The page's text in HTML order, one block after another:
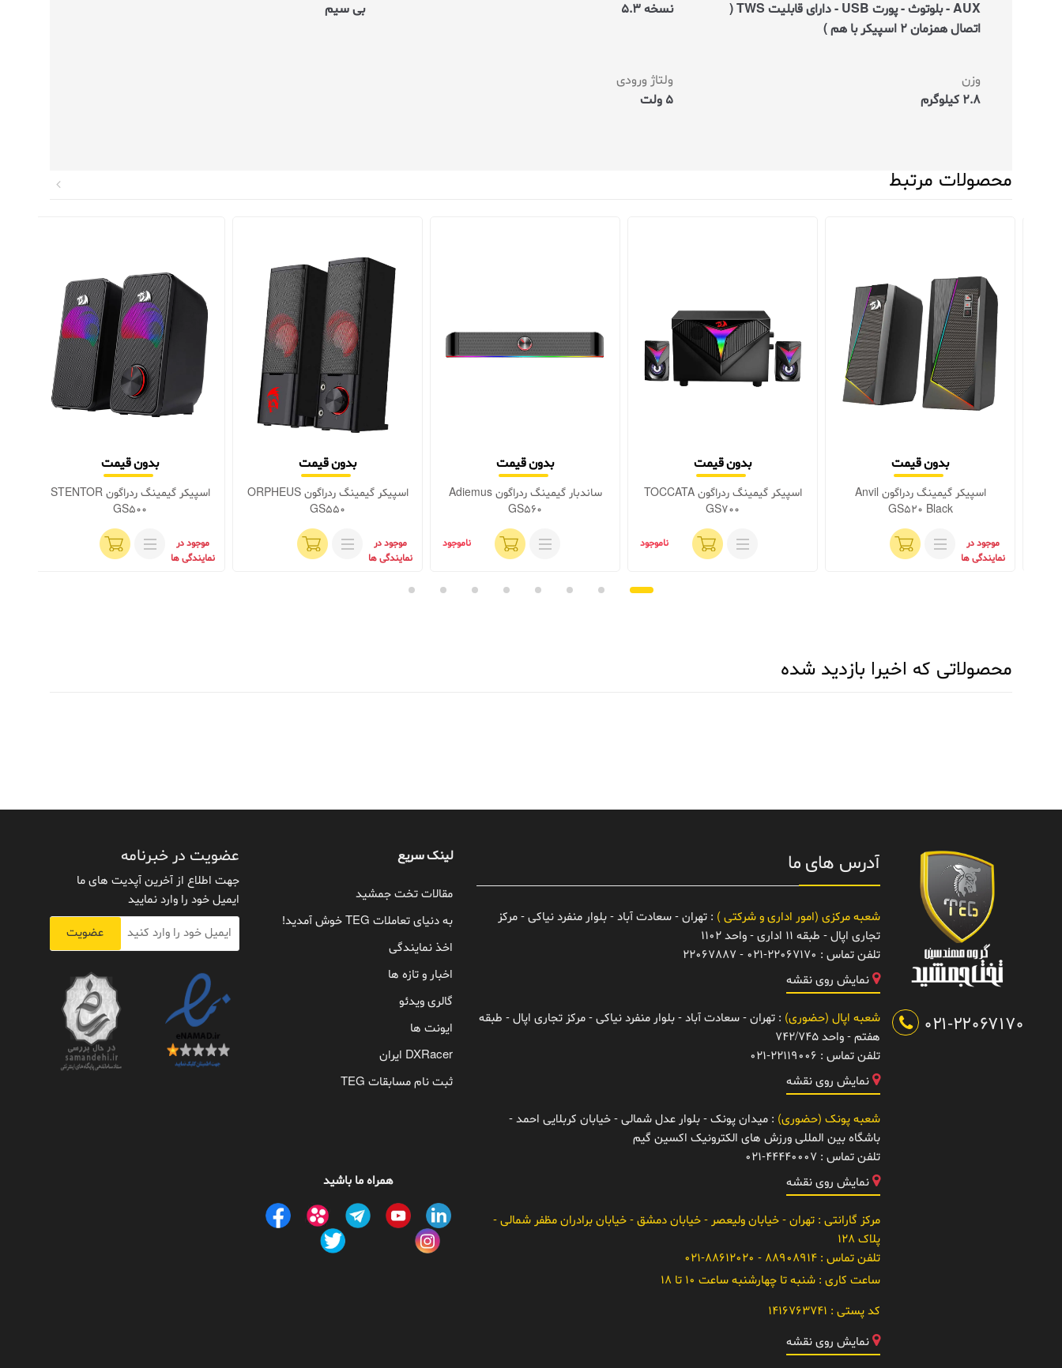
AUX - بلوتوث - پورت USB - دارای قابلیت TWS (
اتصال همزمان 2 اسپیکر با هم )
نسخه 5.3
بی سیم
وزن
2.8 کیلوگرم
ولتاژ ورودی
5 ولت
محصولات مرتبط
بدون قیمت
اسپیکر گیمینگ ردراگون STENTOR
GS500
موجود در
نمایندگی ها
بدون قیمت
اسپیکر گیمینگ ردراگون ORPHEUS
GS550
موجود در
نمایندگی ها
بدون قیمت
ساندبار گیمینگ ردراگون Adiemus
GS560
ناموجود
بدون قیمت
اسپیکر گیمینگ ردراگون TOCCATA
GS700
ناموجود
بدون قیمت
اسپیکر گیمینگ ردراگون Anvil
GS520 Black
موجود در
نمایندگی ها
محصولاتی که اخیرا بازدید شده
021-22067170
آدرس های ما
شعبه مرکزی (امور اداری و شرکتی ) : تهران - سعادت آباد - بلوار منفرد نیاکی - مرکز
تجاری اپال - طبقه 11 اداری - واحد 1102
تلفن تماس : 021-22067170 - 22067887
نمایش روی نقشه
شعبه اپال (حضوری) : تهران - سعادت آباد - بلوار منفرد نیاکی - مرکز تجاری اپال - طبقه
هفتم - واحد 742/745
تلفن تماس : 021-22119006
نمایش روی نقشه
شعبه پونک (حضوری) : میدان پونک - بلوار عدل شمالی - خیابان کربلایی احمد -
باشگاه بین المللی ورزش های الکترونیک اکسین گیم
تلفن تماس : 021-44440007
نمایش روی نقشه
مرکز گارانتی : تهران - خیابان ولیعصر - خیابان دمشق - خیابان برادران مظفر شمالی -
پلاک 128
تلفن تماس :88908914 - 021-88612020
ساعت کاری :شنبه تا چهارشنبه ساعت 10 تا 18
کد پستی : 1416763741
نمایش روی نقشه
لینک سریع
مقالات تخت جمشید
به دنیای تعاملات TEG خوش آمدید!
اخذ نمایندگی
اخبار و تازه ها
گالری ویدئو
ایونت ها
DXRacer ایران
ثبت نام مسابقات TEG
همراه ما باشید
عضویت در خبرنامه
جهت اطلاع از آخرین آپدیت های ما
ایمیل خود را وارد نمایید
عضویت